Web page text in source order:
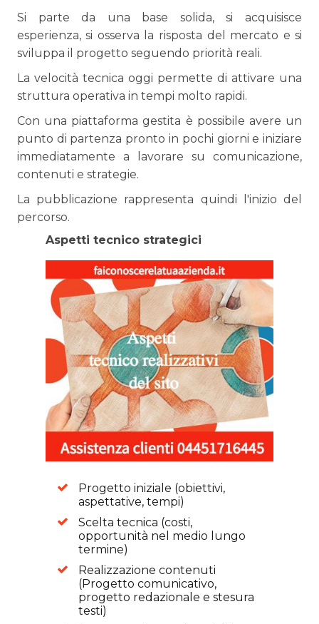
Si parte da una base solida, si acquisisce
esperienza, si osserva la risposta del mercato e si
sviluppa il progetto seguendo priorità reali.
La velocità tecnica oggi permette di attivare una
struttura operativa in tempi molto rapidi.
Con una piattaforma gestita è possibile avere un
punto di partenza pronto in pochi giorni e iniziare
immediatamente a lavorare su comunicazione,
contenuti e strategie.
La pubblicazione rappresenta quindi l'inizio del
percorso.
Aspetti tecnico strategici
Progetto iniziale (obiettivi,
aspettative, tempi)
Scelta tecnica (costi,
opportunità nel medio lungo
termine)
Realizzazione contenuti
(Progetto comunicativo,
progetto redazionale e stesura
testi)